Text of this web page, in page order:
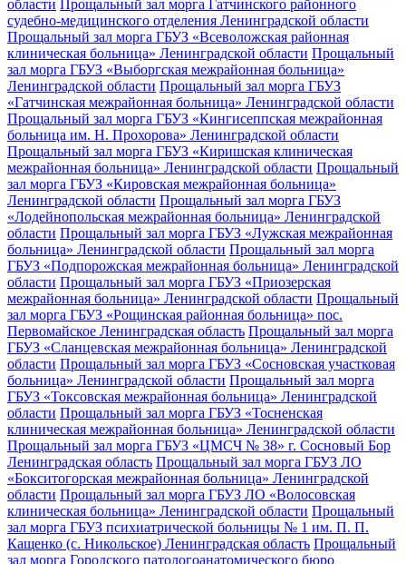
области Прощальный зал морга Гатчинского районного
судебно-медицинского отделения Ленинградской области
Прощальный зал морга ГБУЗ «Всеволожская районная
клиническая больница» Ленинградской области Прощальный
зал морга ГБУЗ «Выборгская межрайонная больница»
Ленинградской области Прощальный зал морга ГБУЗ
«Гатчинская межрайонная больница» Ленинградской области
Прощальный зал морга ГБУЗ «Кингисеппская межрайонная
больница им. Н. Прохорова» Ленинградской области
Прощальный зал морга ГБУЗ «Киришская клиническая
межрайонная больница» Ленинградской области Прощальный
зал морга ГБУЗ «Кировская межрайонная больница»
Ленинградской области Прощальный зал морга ГБУЗ
«Лодейнопольская межрайонная больница» Ленинградской
области Прощальный зал морга ГБУЗ «Лужская межрайонная
больница» Ленинградской области Прощальный зал морга
ГБУЗ «Подпорожская межрайонная больница» Ленинградской
области Прощальный зал морга ГБУЗ «Приозерская
межрайонная больница» Ленинградской области Прощальный
зал морга ГБУЗ «Рощинская районная больница» пос.
Первомайское Ленинградская область Прощальный зал морга
ГБУЗ «Сланцевская межрайонная больница» Ленинградской
области Прощальный зал морга ГБУЗ «Сосновская участковая
больница» Ленинградской области Прощальный зал морга
ГБУЗ «Токсовская межрайонная больница» Ленинградской
области Прощальный зал морга ГБУЗ «Тосненская
клиническая межрайонная больница» Ленинградской области
Прощальный зал морга ГБУЗ «ЦМСЧ № 38» г. Сосновый Бор
Ленинградская область Прощальный зал морга ГБУЗ ЛО
«Бокситогорская межрайонная больница» Ленинградской
области Прощальный зал морга ГБУЗ ЛО «Волосовская
клиническая больница» Ленинградской области Прощальный
зал морга ГБУЗ психиатрической больницы № 1 им. П. П.
Кащенко (с. Никольское) Ленинградская область Прощальный
зал морга Городского патологоанатомического бюро